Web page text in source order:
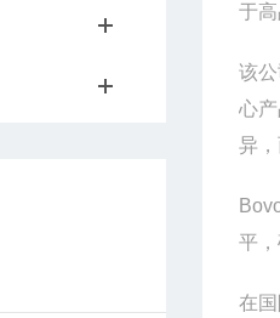
于
该
心
异
平
在